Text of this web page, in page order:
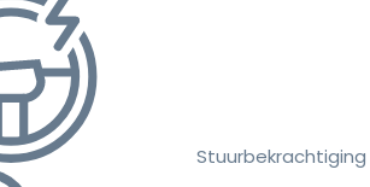
Stuurbekrachtiging